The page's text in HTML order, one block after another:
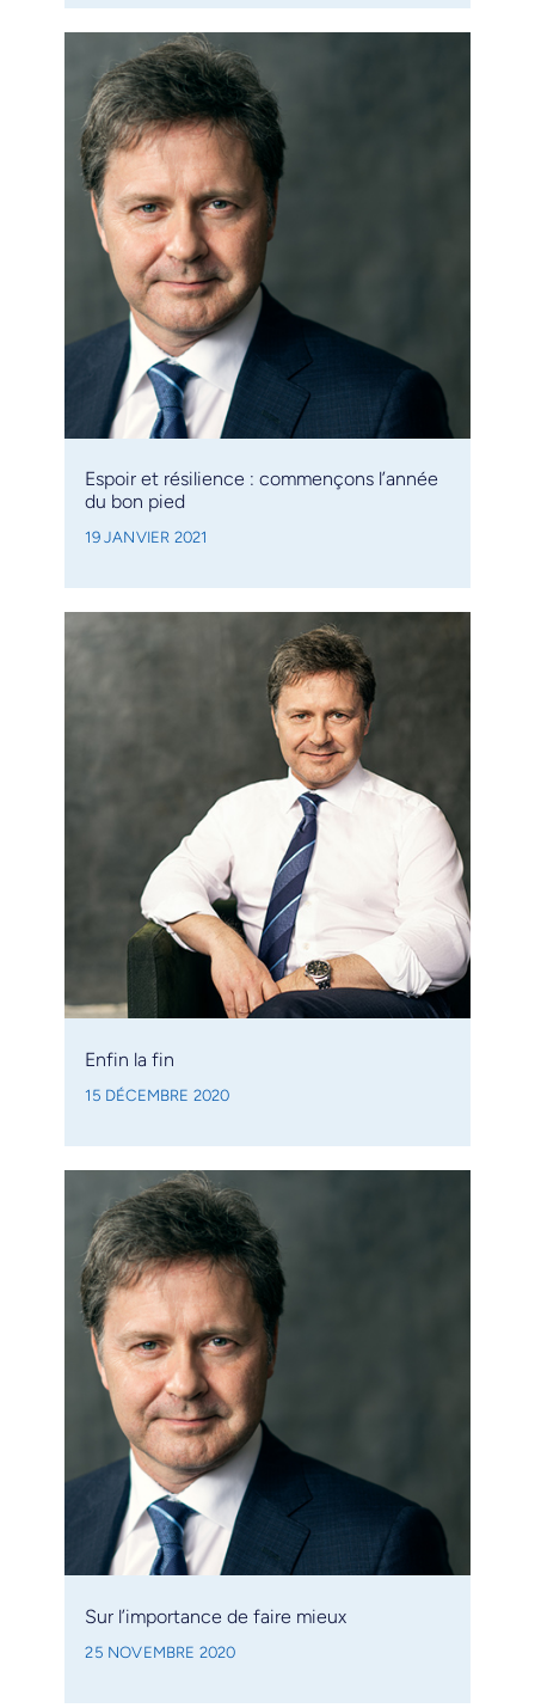
Espoir et résilience : commençons l’année
du bon pied
19 JANVIER 2021
Enfin la fin
15 DÉCEMBRE 2020
Sur l’importance de faire mieux
25 NOVEMBRE 2020